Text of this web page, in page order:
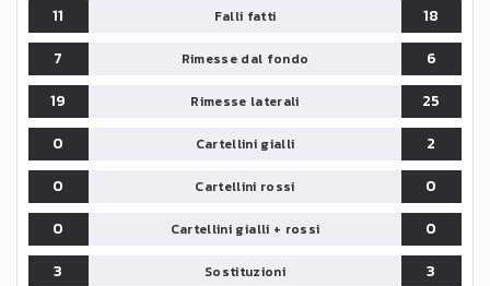
11
Falli fatti
18
7
Rimesse dal fondo
6
19
Rimesse laterali
25
0
Cartellini gialli
2
0
Cartellini rossi
0
0
Cartellini gialli + rossi
0
3
Sostituzioni 3